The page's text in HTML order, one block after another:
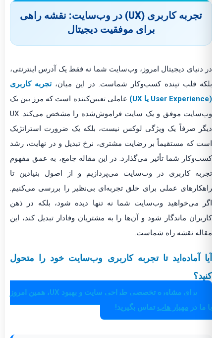
تجربه کاربری (UX) در وب‌سایت: نقشه راهی
برای موفقیت دیجیتال
در دنیای دیجیتال امروز، وب‌سایت شما نه فقط یک آدرس اینترنتی،
بلکه قلب تپنده کسب‌وکار شماست. در این میان،تجربه کاربری
(User Experience یا UX)
عاملی تعیین‌کننده است که مرز بین یک
وب‌سایت موفق و یک سایت فراموش‌شده را مشخص می‌کند. UX
دیگر صرفاً یک ویژگی لوکس نیست، بلکه یک ضرورت استراتژیک
است که مستقیماً بر رضایت مشتری، نرخ تبدیل و در نهایت، رشد
کسب‌وکار شما تأثیر می‌گذارد. در این مقاله جامع، به عمق مفهوم
تجربه کاربری در وب‌سایت می‌پردازیم و از اصول بنیادین تا
راهکارهای عملی برای خلق تجربه‌ای بی‌نظیر را بررسی می‌کنیم.
اگر می‌خواهید وب‌سایت شما نه تنها دیده شود، بلکه در ذهن
کاربران ماندگار شود و آن‌ها را به مشتریان وفادار تبدیل کند، این
مقاله نقشه راه شماست.
آیا آماده‌اید تا تجربه کاربری وب‌سایت خود را متحول
کنید؟
برای مشاوره تخصصی طراحی سایت و بهبود UX، همین امروز
با ما در مهیار هاب تماس بگیرید!